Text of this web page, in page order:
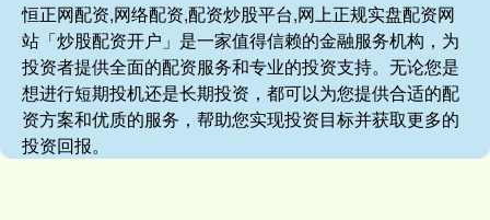
恒正网配资,网络配资,配资炒股平台,网上正规实盘配资网
站「炒股配资开户」是一家值得信赖的金融服务机构，为
投资者提供全面的配资服务和专业的投资支持。无论您是
想进行短期投机还是长期投资，都可以为您提供合适的配
资方案和优质的服务，帮助您实现投资目标并获取更多的
投资回报。